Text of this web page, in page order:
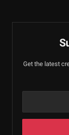
Get the latest